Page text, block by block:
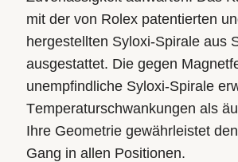
mit der von Rolex patentierten
hergestellten Syloxi-Spirale aus
ausgestattet. Die gegen
unempfindliche Syloxi-Spirale
Temperaturschwankungen als
Ihre Geometrie gewährleistet
Gang in allen Positionen.